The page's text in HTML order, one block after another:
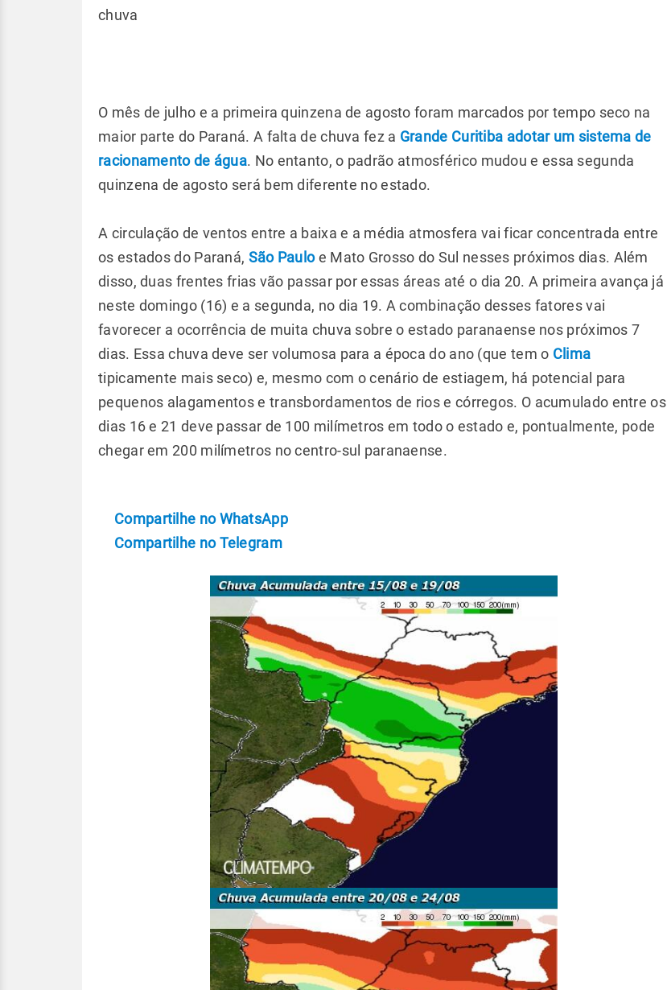
chuva
O mês de julho e a primeira quinzena de agosto foram marcados por tempo seco na
maior parte do Paraná. A falta de chuva fez a Grande Curitiba adotar um sistema de
racionamento de água. No entanto, o padrão atmosférico mudou e essa segunda
quinzena de agosto será bem diferente no estado.
A circulação de ventos entre a baixa e a média atmosfera vai ficar concentrada entre
os estados do Paraná, São Pauloe Mato Grosso do Sul nesses próximos dias. Além
disso, duas frentes frias vão passar por essas áreas até o dia 20. A primeira avança já
neste domingo (16) e a segunda, no dia 19. A combinação desses fatores vai
favorecer a ocorrência de muita chuva sobre o estado paranaense nos próximos 7
dias. Essa chuva deve ser volumosa para a época do ano (que tem o Clima
tipicamente mais seco) e, mesmo com o cenário de estiagem, há potencial para
pequenos alagamentos e transbordamentos de rios e córregos. O acumulado entre os
dias 16 e 21 deve passar de 100 milímetros em todo o estado e, pontualmente, pode
chegar em 200 milímetros no centro-sul paranaense.
Compartilhe no WhatsApp
Compartilhe no Telegram